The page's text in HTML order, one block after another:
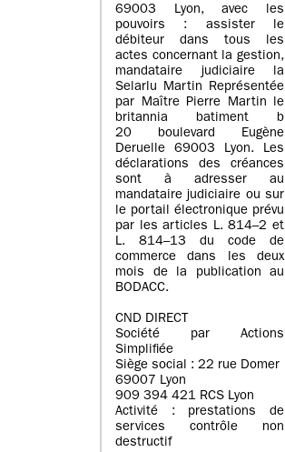
69003 Lyon, avec les
pouvoirs : assister le
débiteur dans tous les
actes concernant la gestion,
mandataire judiciaire la
Selarlu Martin Représentée
par Maître Pierre Martin le
britannia batiment b
20 boulevard Eugène
Deruelle 69003 Lyon. Les
déclarations des créances
sont à adresser au
mandataire judiciaire ou sur
le portail électronique prévu
par les articles L. 814–2 et
L. 814–13 du code de
commerce dans les deux
mois de la publication au
BODACC.
CND DIRECT
Société par Actions
Simplifiée
Siège social : 22 rue Domer
69007 Lyon
909 394 421 RCS Lyon
Activité : prestations de
services contrôle non
destructif